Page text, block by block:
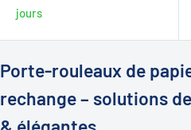
jours
Porte-rouleaux de
rechange – solutions